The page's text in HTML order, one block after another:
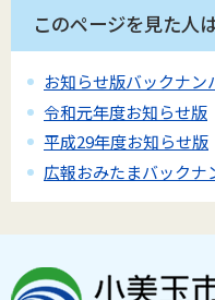
このページを見た人
お知らせ版バックナン
令和元年度お知らせ版
平成29年度お知らせ版
広報おみたまバックナ